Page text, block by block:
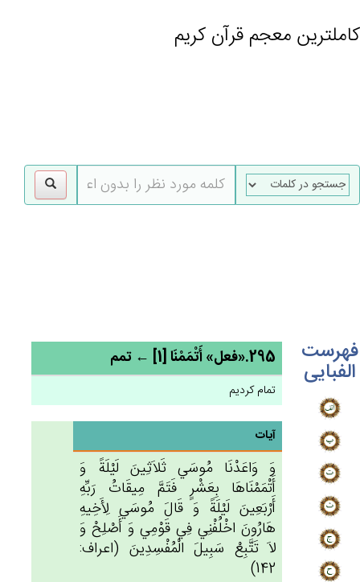
کاملترین معجم قرآن کریم
فهرست
الفبایی 295.«فعل» أَتْمَمْنَا [1] ← تمم
تمام کردیم
آیات
وَ وَاعَدْنَا مُوسَي‌ ثَلاَثِين‌َ لَيْلَة‌ً وَ
أَتْمَمْنَاهَا بِعَشْرٍ فَتَم‌َّ مِيقَات‌ُ رَبِّه‌ِ
أَرْبَعِين‌َ لَيْلَة‌ً وَ قَال‌َ مُوسَي‌ لِأَخِيه‌ِ
هَارُون‌َ اخْلُفْنِي‌ فِي‌ قَوْمِي‌ وَ أَصْلِح‌ْ وَ
لاَ تَتَّبِع‌ْ سَبِيل‌َ الْمُفْسِدِين‌َ (اعراف:
142)